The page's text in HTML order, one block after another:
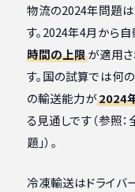
物流の2024年問題
す。2024年4月から
時間の上限が適用
す。国の試算では何
の輸送能力が2024
る見通しです（参照
題」）。
冷凍輸送はドライバ